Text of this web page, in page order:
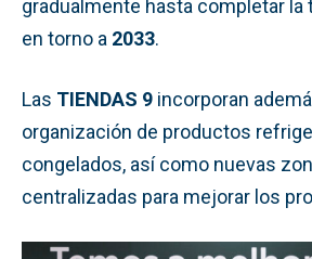
gradualmente hasta completar
en torno a 2033.
Las TIENDAS 9 incorporan
organización de productos
congelados, así como nuevas
centralizadas para mejorar los